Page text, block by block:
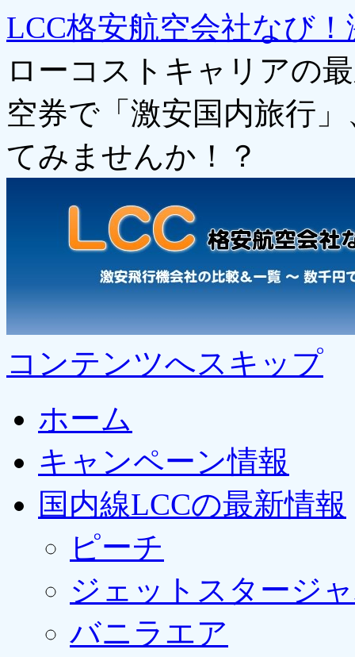
LCC格安航空会社なび
ローコストキャリアの
空券で「激安国内旅行
てみませんか！？
コンテンツへスキップ
ホーム
キャンペーン情報
国内線LCCの最新情報
ピーチ
ジェットスタージ
バニラエア